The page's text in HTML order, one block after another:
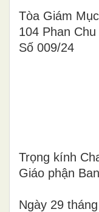
Tòa Giám
104 Phan
Số 009/24
Trọng kính
Giáo phận
Ngày 29